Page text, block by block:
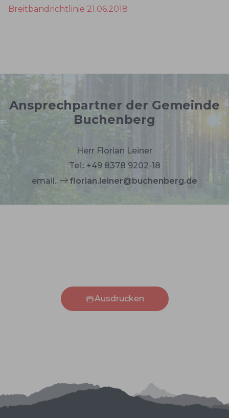
Breitbandrichtlinie 21.06.2018
Ansprechpartner der Gemeinde
Buchenberg
Herr Florian Leiner
Tel.: +49 8378 9202-18
email.:
florian.leiner@buchenberg.de
Ausdrucken